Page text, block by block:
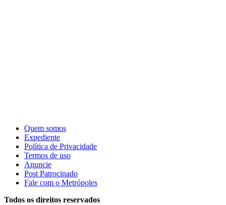
Quem somos
Expediente
Política de Privacidade
Termos de uso
Anuncie
Post Patrocinado
Fale com o Metrópoles
Todos os direitos reservados